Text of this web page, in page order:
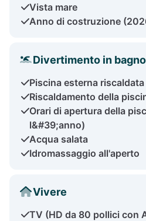
Vista mare
Anno di costruzione
Divertimento in bagno
Piscina esterna riscaldata
Riscaldamento della
Orari di apertura della
l&#39;anno)
Acqua salata
Idromassaggio all'aperto
Vivere
TV (HD da 80 pollici con